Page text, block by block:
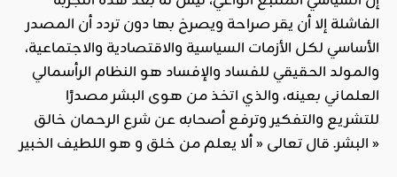
الفاشلة إلا أن يقر صراحة ويصرخ بها دون تردد أن المصدر
الأساسي لكل الأزمات السياسية والاقتصادية والاجتماعية،
والمولد الحقيقي للفساد والإفساد هو النظام الرأسمالي
العلماني بعينه، والذي اتخذ من هوى البشر مصدرًا
للتشريع والتفكير وترفع أصحابه عن شرع الرحمان خالق
البشر. قال تعالى « ألا يعلم من خلق و هو اللطيف الخبير »